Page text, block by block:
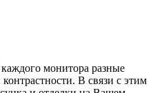
монитора разные
В связи с этим